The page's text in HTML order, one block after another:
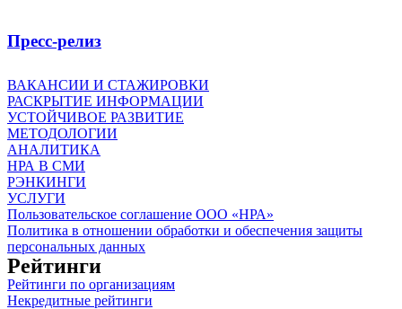
Пресс-релиз
ВАКАНСИИ И СТАЖИРОВКИ
РАСКРЫТИЕ ИНФОРМАЦИИ
УСТОЙЧИВОЕ РАЗВИТИЕ
МЕТОДОЛОГИИ
АНАЛИТИКА
НРА В СМИ
РЭНКИНГИ
УСЛУГИ
Пользовательское соглашение ООО «НРА»
Политика в отношении обработки и обеспечения защиты
персональных данных
Рейтинги
Рейтинги по организациям
Некредитные рейтинги